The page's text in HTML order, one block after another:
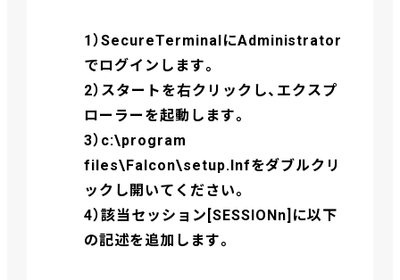
1）SecureTerminalにAdministrator
でログインします。
2）スタートを右クリックし、エクスプ
ローラーを起動します。
3）c:\program
files\Falcon\setup.Infをダブルクリ
ックし開いてください。
4）該当セッション[SESSIONn]に以下
の記述を追加します。